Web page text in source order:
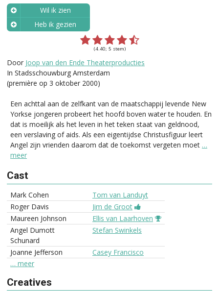
Wil ik zien
Heb ik gezien
(4.40; 5 stem)
Door Joop van den Ende Theaterproducties
In Stadsschouwburg Amsterdam
(première op 3 oktober 2000)
Een achttal aan de zelfkant van de maatschappij levende New
Yorkse jongeren probeert het hoofd boven water te houden. En
dat is moeilijk als het leven in het teken staat van geldnood,
een verslaving of aids. Als een eigentijdse Christusfiguur leert
Angel zijn vrienden daarom dat de toekomst vergeten moet …
meer
Cast
Mark Cohen
Tom van Landuyt
Roger Davis
Jim de Groot
Maureen Johnson
Ellis van Laarhoven
Angel Dumott
Schunard
Stefan Swinkels
Joanne Jefferson
Casey Francisco
… meer
Creatives